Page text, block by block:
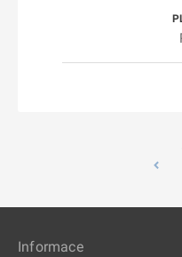
Informace